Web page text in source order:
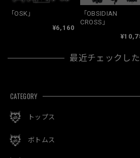
「OSK」
¥6,160
「OBSIDIAN
CROSS」
最近チェックし
CATEGORY
トップス
ボトムス